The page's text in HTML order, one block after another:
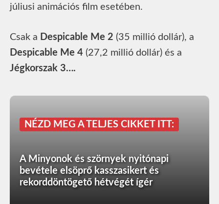
júliusi animációs film esetében.
Csak a Despicable Me 2 (35 millió dollár), a
Despicable Me 4 (27,2 millió dollár) és a
Jégkorszak 3….
NÉZD MEG A TELJES CIKKET ITT:
A Minyonok és szörnyek nyitónapi
bevétele elsöprő kasszasikert és
rekorddöntögető hétvégét ígér